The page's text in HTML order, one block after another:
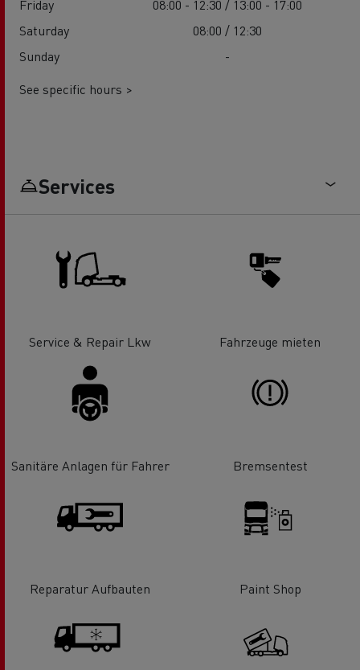
Friday
08:00 - 12:30 / 13:00 - 17:00
Saturday
08:00 / 12:30
Sunday
-
See specific hours >
Services
Service & Repair Lkw Fahrzeuge mieten
Sanitäre Anlagen für Fahrer Bremsentest
Reparatur Aufbauten Paint Shop